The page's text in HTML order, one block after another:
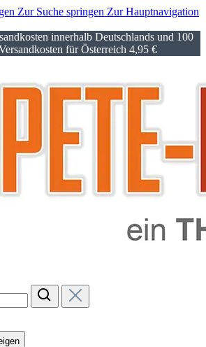
Zur Suche springen Zur Hauptnavigation
innerhalb Deutschlands und 100
für Österreich 4,95 €